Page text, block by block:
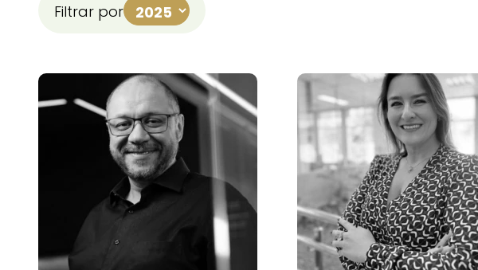
Filtrar por